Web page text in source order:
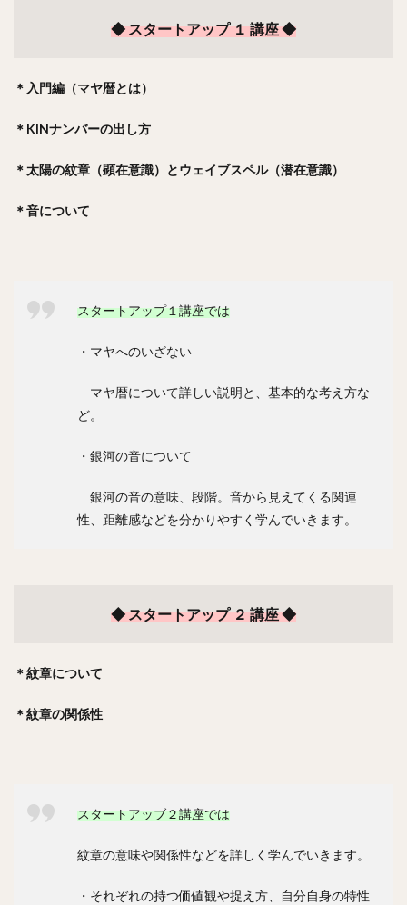
◆ スタートアップ １ 講座 ◆
＊入門編（マヤ暦とは）
＊KINナンバーの出し方
＊太陽の紋章（顕在意識）とウェイブスペル（潜在意識）
＊音について
スタートアップ１講座では
・マヤへのいざない
マヤ暦について詳しい説明と、基本的な考え方な
ど。
・銀河の音について
銀河の音の意味、段階。音から見えてくる関連
性、距離感などを分かりやすく学んでいきます。
◆ スタートアップ ２ 講座 ◆
＊紋章について
＊紋章の関係性
スタートアッブ２講座では
紋章の意味や関係性などを詳しく学んでいきます。
・それぞれの持つ価値観や捉え方、自分自身の特性